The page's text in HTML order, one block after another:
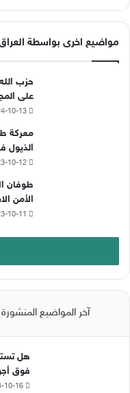
ي
س
ب
و
ك
مواضيع اخرى بواسطة
حزب
على
10-13
معركة
الذيول
10-12
طوفان
الأمن
10-11
آخر المواضيع المنشورة
هل
فوق
10-16